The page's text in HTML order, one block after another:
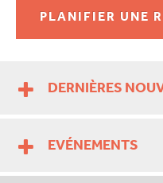
PLANIFIER UNE
DERNIÈRES
EVÉNEMENTS